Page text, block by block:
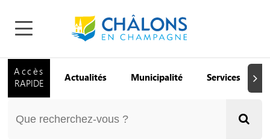
Accès
RAPIDE
Actualités Municipalité Services